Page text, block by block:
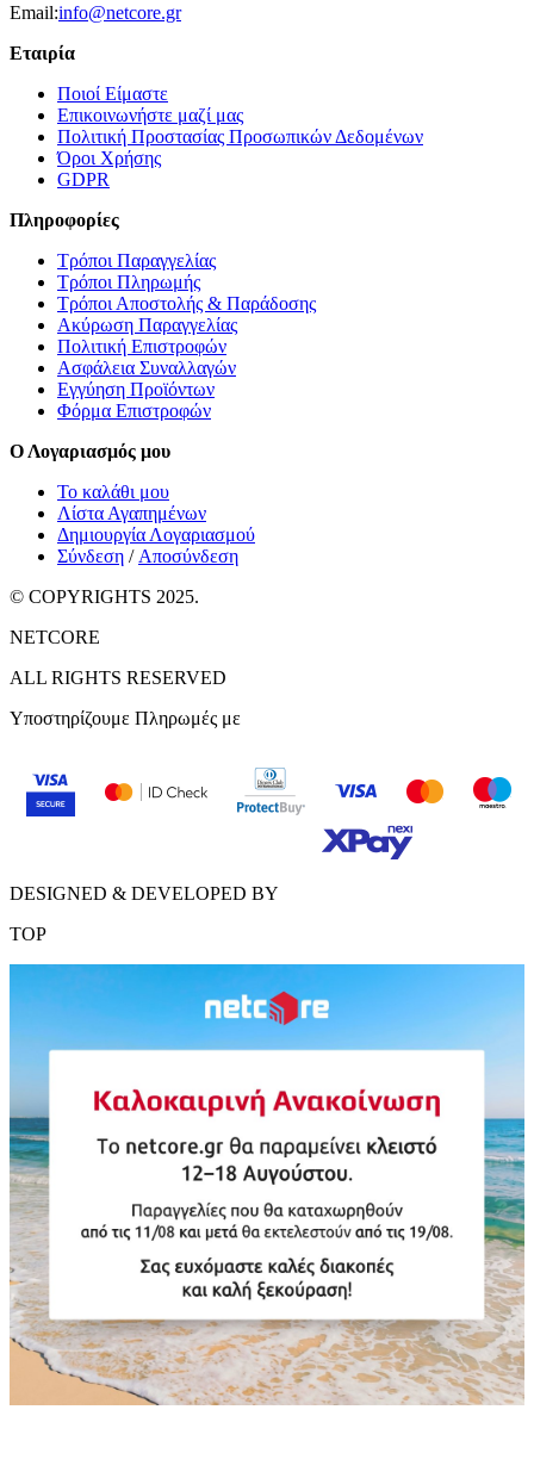
Email:info@netcore.gr
Εταιρία
Ποιοί Είμαστε
Επικοινωνήστε μαζί μας
Πολιτική Προστασίας Προσωπικών Δεδομένων
Όροι Χρήσης
GDPR
Πληροφορίες
Τρόποι Παραγγελίας
Τρόποι Πληρωμής
Τρόποι Αποστολής & Παράδοσης
Ακύρωση Παραγγελίας
Πολιτική Επιστροφών
Ασφάλεια Συναλλαγών
Εγγύηση Προϊόντων
Φόρμα Επιστροφών
Ο Λογαριασμός μου
Το καλάθι μου
Λίστα Αγαπημένων
Δημιουργία Λογαριασμού
Σύνδεση / Αποσύνδεση
© COPYRIGHTS 2025.
NETCORE
ALL RIGHTS RESERVED
Υποστηρίζουμε Πληρωμές με
DESIGNED & DEVELOPED BY
TOP